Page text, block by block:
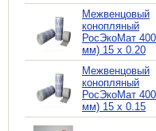
Межвенцовый
конопляный
РосЭкоМат
мм) 15 х 0.20
Межвенцовый
конопляный
РосЭкоМат
мм) 15 х 0.15